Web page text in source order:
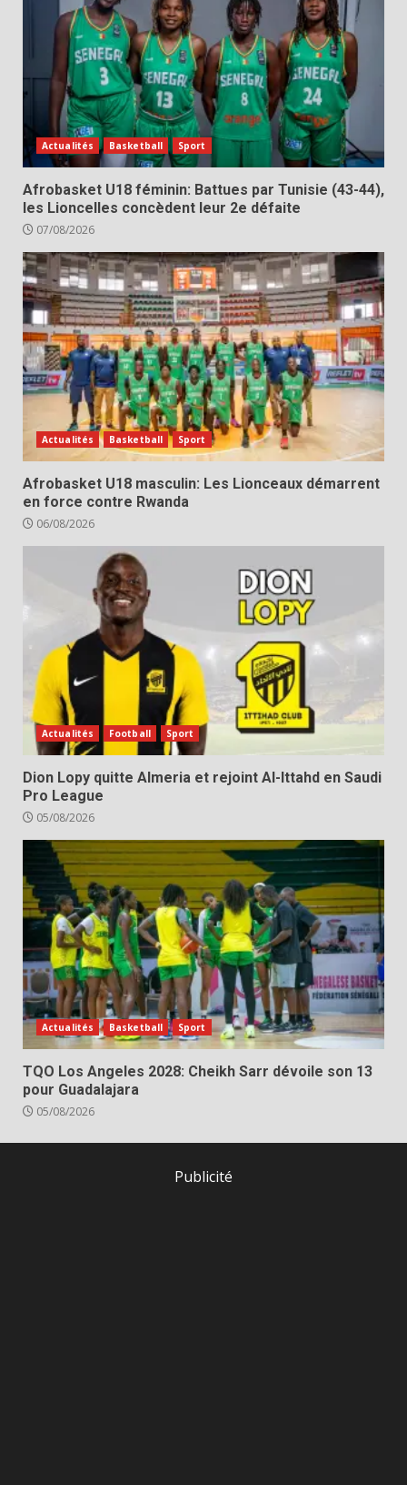
Actualités Basketball Sport
Afrobasket U18 féminin: Battues par Tunisie (43-44),
les Lioncelles concèdent leur 2e défaite
07/08/2026
Actualités Basketball Sport
Afrobasket U18 masculin: Les Lionceaux démarrent
en force contre Rwanda
06/08/2026
Actualités Football Sport
Dion Lopy quitte Almeria et rejoint Al-Ittahd en Saudi
Pro League
05/08/2026
Actualités Basketball Sport
TQO Los Angeles 2028: Cheikh Sarr dévoile son 13
pour Guadalajara
05/08/2026
Publicité